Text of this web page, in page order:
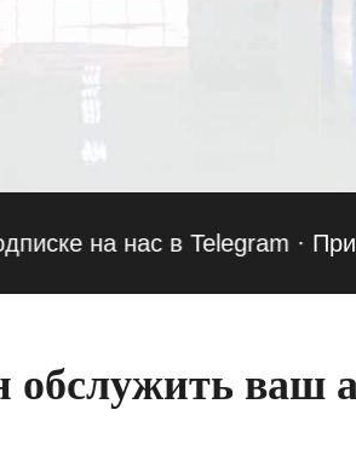
нас в Telegram· Приведи
ваш